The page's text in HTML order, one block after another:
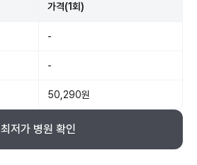
가격(1회)
-
-
50,290원
최저가 병원 확인